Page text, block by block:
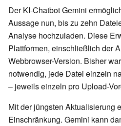
Der KI-Chatbot Gemini
Aussage nun, bis zu zehn
Analyse hochzuladen. Diese
Plattformen, einschließlich der
Webbrowser-Version. Bisher
notwendig, jede Datei einzeln
– jeweils einzeln pro Upload-
Mit der jüngsten Aktualisierung
Einschränkung. Gemini kann